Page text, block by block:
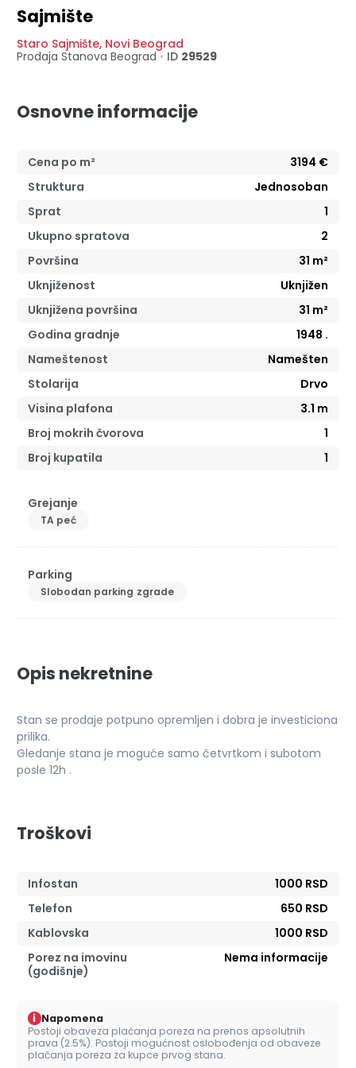
Sajmište
Staro Sajmište, Novi Beograd
Prodaja Stanova Beograd • ID 29529
Osnovne informacije
Cena po m² 3194 €
Struktura
Jednosoban
Sprat
1
Ukupno spratova
2
Površina
31 m²
Uknjiženost
Uknjižen
Uknjižena površina
31 m²
Godina gradnje
1948 .
Nameštenost
Namešten
Stolarija
Drvo
Visina plafona
3.1 m
Broj mokrih čvorova
1
Broj kupatila
1
Grejanje
TA peć
Parking
Slobodan parking zgrade
Opis nekretnine
Stan se prodaje potpuno opremljen i dobra je investiciona
prilika.
Gledanje stana je moguće samo četvrtkom i subotom
posle 12h .
Troškovi
Infostan
1000 RSD
Telefon
650 RSD
Kablovska
1000 RSD
Porez na imovinu
(godišnje)
Nema informacije
i Napomena
Postoji obaveza plaćanja poreza na prenos apsolutnih
prava (2.5%). Postoji mogućnost oslobođenja od obaveze
plaćanja poreza za kupce prvog stana.